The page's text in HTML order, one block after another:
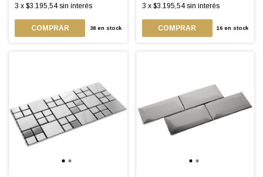
3 x $3.195,54 sin interés
38en stock
3 x $3.195,54 sin interés
16 en stock